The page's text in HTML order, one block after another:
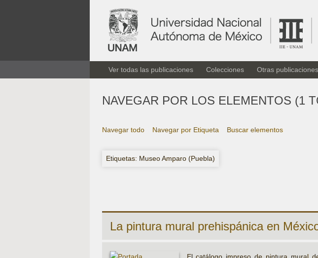
Ver todas las publicaciones Colecciones Otras
NAVEGAR POR LOS ELEMENTOS (1
Navegar todo Navegar por Etiqueta Buscar elementos
Etiquetas: Museo Amparo (Puebla)
La pintura mural prehispánica en